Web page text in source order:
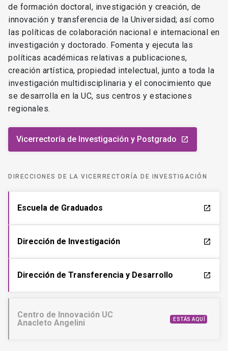
de formación doctoral, investigación y creación, de
innovación y transferencia de la Universidad; así como
las políticas de colaboración nacional e internacional en
investigación y doctorado. Fomenta y ejecuta las
políticas académicas relativas a publicaciones,
creación artística, propiedad intelectual, junto a toda la
investigación multidisciplinaria y el conocimiento que
se desarrolla en la UC, sus centros y estaciones
regionales.
Vicerrectoría de Investigación y Postgrado launch
DIRECCIONES DE LA VICERRECTORÍA DE INVESTIGACIÓN
Escuela de Graduados launch
Dirección de Investigación launch
Dirección de Transferencia y Desarrollo launch
Centro de Innovación UC
Anacleto Angelini
ESTÁS AQUÍ